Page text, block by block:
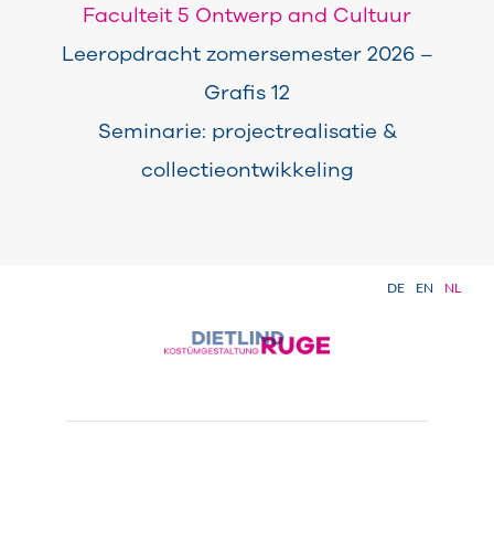
Faculteit 5 Ontwerp and Cultuur
Leeropdracht zomersemester 2026 –
Grafis 12
Seminarie: projectrealisatie &
collectieontwikkeling
DE EN NL